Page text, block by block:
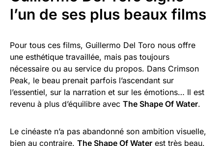
l’un de ses plus beaux films
Pour tous ces films, Guillermo Del Toro nous offre
une esthétique travaillée, mais pas toujours
nécessaire ou au service du propos. Dans Crimson
Peak, le beau prenait parfois l’ascendant sur
l’essentiel, sur la narration et sur les émotions… Il est
revenu à plus d’équilibre avec The Shape Of Water.
Le cinéaste n’a pas abandonné son ambition visuelle,
bien au contraire. The Shape Of Water est très beau.